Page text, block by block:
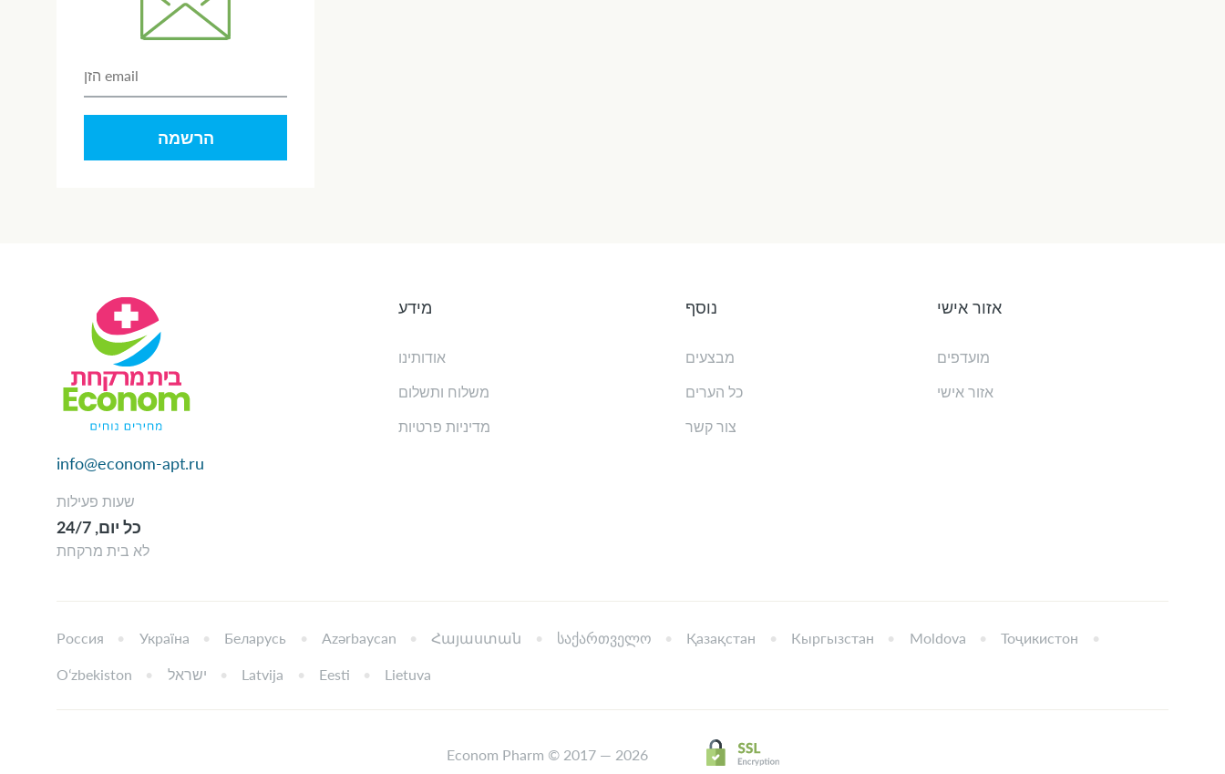
הרשמה
info@econom-apt.ru
שעות פעילות
כל יום, 24/7
לא בית מרקחת
מידע
אודותינו
משלוח ותשלום
מדיניות פרטיות
נוסף
מבצעים
כל הערים
צור קשר
אזור אישי
מועדפים
אזור אישי
Россия Україна Беларусь Azərbaycan Հայաստան საქართველო Қазақстан Кыргызстан Moldova Тоҷикистон
Oʻzbekiston ישראל Latvija Eesti Lietuva
Econom Pharm © 2017 — 2026